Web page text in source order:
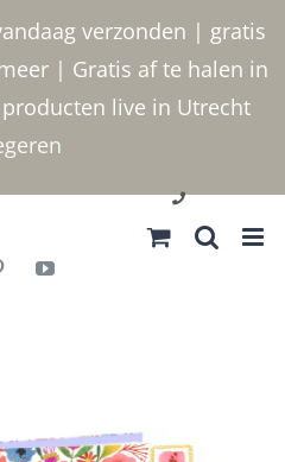
verzonden | gratis
| Gratis af te halen in
live in Utrecht
030 2400000